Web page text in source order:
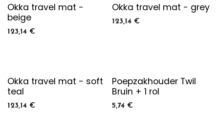
Okka travel mat -
beige
123,14 €
Okka travel mat - grey
123,14€
Okka travel mat - soft
teal
123,14 €
Poepzakhouder Twil
Bruin + 1 rol
5,74€